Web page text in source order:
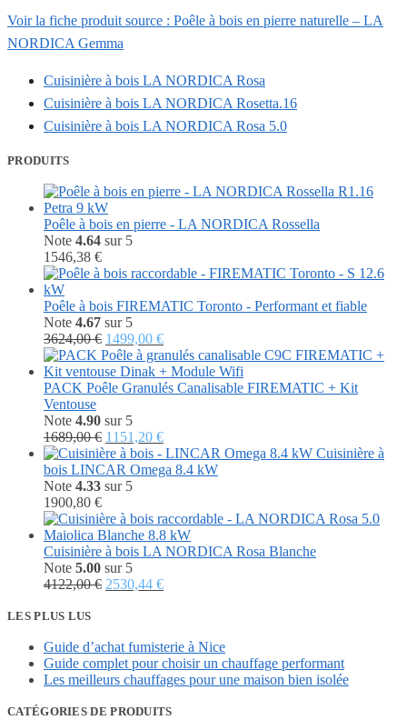
Voir la fiche produit source : Poêle à bois en pierre naturelle – LA
NORDICA Gemma
Cuisinière à bois LA NORDICA Rosa
Cuisinière à bois LA NORDICA Rosetta.16
Cuisinière à bois LA NORDICA Rosa 5.0
PRODUITS
Poêle à bois en pierre - LA NORDICA Rossella
Note 4.64 sur 5
1546,38 €
Poêle à bois FIREMATIC Toronto - Performant et fiable
Note 4.67 sur 5
3624,00€ Le
prix
initial
était :
1499,00 €Le
prix
actuel
est :
PACK Poêle Granulés Canalisable FIREMATIC + Kit
Ventouse
Note 4.90 sur 5
1689,00€ Le
prix
initial
était :
1151,20 €Le
prix
actuel
Cuisinière à
bois LINCAR Omega 8.4 kW
Note 4.33 sur 5
1900,80 €
Cuisinière à bois LA NORDICA Rosa Blanche
Note 5.00 sur 5
4122,00€ Le
4122,00 €.
2530,44 €Le
2530,44 €.
LES PLUS LUS
Guide d’achat fumisterie à Nice
Guide complet pour choisir un chauffage performant
Les meilleurs chauffages pour une maison bien isolée
CATÉGORIES DE PRODUITS